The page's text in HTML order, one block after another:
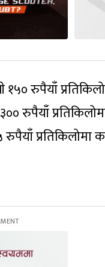
१५० रुपैयाँ
रुपैयाँ
प्रतिकिलोमा